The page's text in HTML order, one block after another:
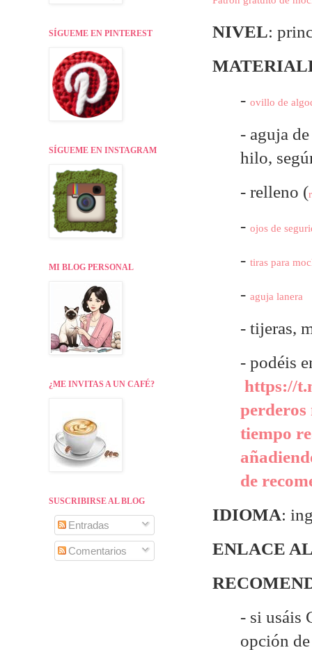
NIVEL:
- ovillo de
- aguja
hilo,
- relleno (
- ojos de
- tiras para
- aguja lanera
- tijeras,
- podéis
https://
perderos
tiempo
de
IDIOMA:
ENLACE
- si usáis
opción
SÍGUEME EN PINTEREST
SÍGUEME EN INSTAGRAM
MI BLOG PERSONAL
¿ME INVITAS A UN CAFÉ?
SUSCRIBIRSE AL BLOG
Entradas
Comentarios